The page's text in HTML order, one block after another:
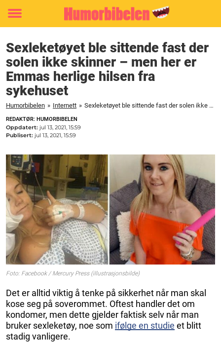
Toggle
Sexleketøyet ble sittende fast der
solen ikke skinner – men her er
Emmas herlige hilsen fra
sykehuset
Humorbibelen » Internett » Sexleketøyet ble sittende fast der solen ikke skinner – men her er Emmas herlige hilsen fra sykehuset
REDAKTØR: HUMORBIBELEN
Oppdatert: jul 13, 2021, 15:59
Publisert: jul 13, 2021, 15:59
Foto: Facebook / Mercury Press (illustrasjonsbilde)
Det er alltid viktig å tenke på sikkerhet når man skal
kose seg på soverommet. Oftest handler det om
kondomer, men dette gjelder faktisk selv når man
bruker sexleketøy, noe som ifølge en studie et blitt
stadig vanligere.